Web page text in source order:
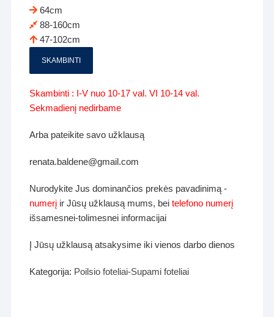
64cm
88-160cm
47-102cm
SKAMBINTI
Skambinti : I-V nuo 10-17 val. VI 10-14 val.
Sekmadienį nedirbame
Arba pateikite savo užklausą
renata.baldene@gmail.com
Nurodykite Jus dominančios prekės pavadinimą -
numerį ir Jūsų užklausą mums, beitelefono numerį
išsamesnei-tolimesnei informacijai
Į Jūsų užklausą atsakysime iki vienos darbo dienos
Kategorija: Poilsio foteliai-Supami foteliai